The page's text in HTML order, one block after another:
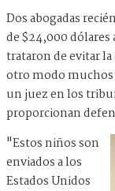
Dos abogadas
de $24,000 dólares
trataron de evitar
otro modo muchos
un juez en los
proporcionan
"Estos niños son
enviados a los
Estados Unidos